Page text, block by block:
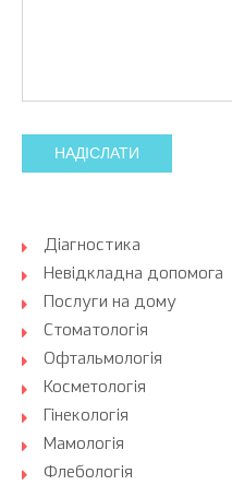
НАДІСЛАТИ
Діагностика
Невідкладна допомога
Послуги на дому
Стоматологія
Офтальмологія
Косметологія
Гінекологія
Мамологія
Флебологія